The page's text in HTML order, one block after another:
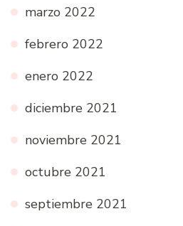
marzo 2022
febrero 2022
enero 2022
diciembre 2021
noviembre 2021
octubre 2021
septiembre 2021